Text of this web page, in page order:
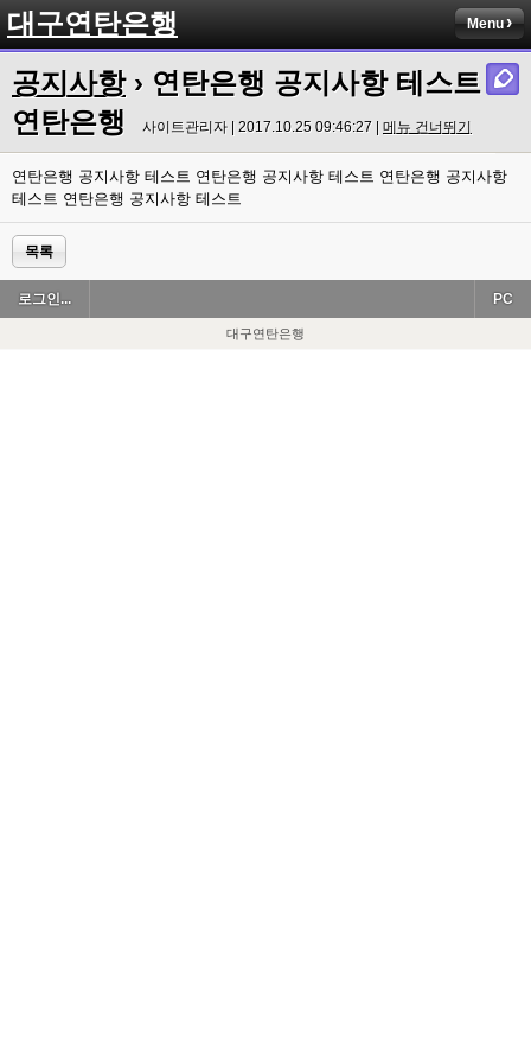
대구연탄은행 Menu
공지사항› 연탄은행 공지사항 테스트
연탄은행
사이트관리자 | 2017.10.25 09:46:27 | 메뉴 건너뛰기
연탄은행 공지사항 테스트 연탄은행 공지사항 테스트 연탄은행 공지사항
테스트 연탄은행 공지사항 테스트
목록
로그인... PC
대구연탄은행